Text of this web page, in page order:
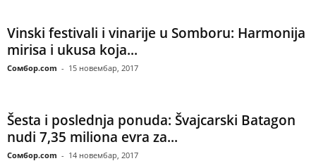
Vinski festivali i vinarije u Somboru: Harmonija
mirisa i ukusa koja...
Сомбор.com - 15 новембар, 2017
Šesta i poslednja ponuda: Švajcarski Batagon
nudi 7,35 miliona evra za...
Сомбор.com - 14 новембар, 2017